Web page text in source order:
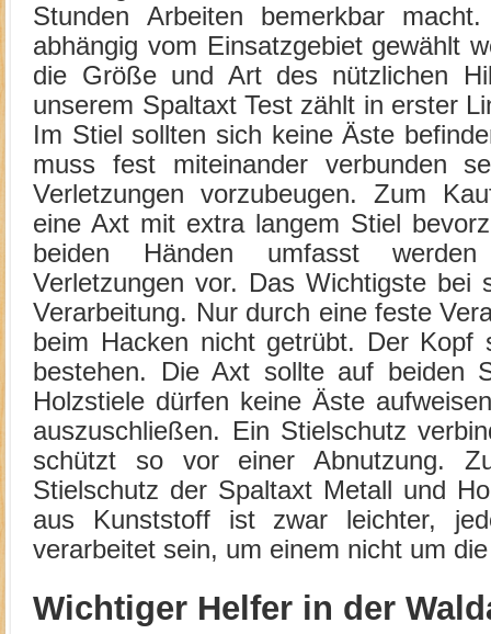
Stunden Arbeiten bemerkbar
abhängig vom Einsatzgebiet gewählt
die Größe und Art des nützlichen
unserem Spaltaxt Test zählt in erster
Im Stiel sollten sich keine Äste
muss fest miteinander verbunden
Verletzungen vorzubeugen. Zum
eine Axt mit extra langem Stiel
beiden Händen umfasst
Verletzungen vor. Das Wichtigste bei
Verarbeitung. Nur durch eine feste
beim Hacken nicht getrübt. Der Kopf
bestehen. Die Axt sollte auf beiden
Holzstiele dürfen keine Äste
auszuschließen. Ein Stielschutz
schützt so vor einer Abnutzung.
Stielschutz der Spaltaxt Metall und
aus Kunststoff ist zwar leichter,
verarbeitet sein, um einem nicht um
Wichtiger Helfer in der